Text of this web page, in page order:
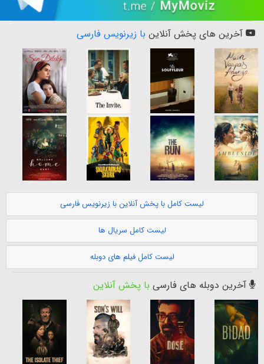
آخرین های پخش آنلاین با زیرنویس فارسی
لیست کامل با پخش آنلاین با زیرنویس فارسی
لیست کامل سریال ها
لیست کامل فیلم های دوبله
آخرین دوبله های فارسی با پخش آنلاین